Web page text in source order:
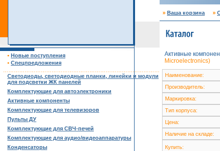
» Ваша корзина »
• Новые поступления
• Спецпредложения
Светодиоды, светодиодные планки, линейки и модули
для подсветки ЖК панелей
Комплектующие для автоэлектроники
Активные компоненты
Комплектующие для телевизоров
Пульты ДУ
Комплектующие для СВЧ-печей
Комплектующие для аудио/видеоаппаратуры
Конденсаторы
Активные
Microelectronics)
Наименование:
Производитель:
Маркировка:
Тип корпуса:
Цена:
Наличие на складе:
Купить: